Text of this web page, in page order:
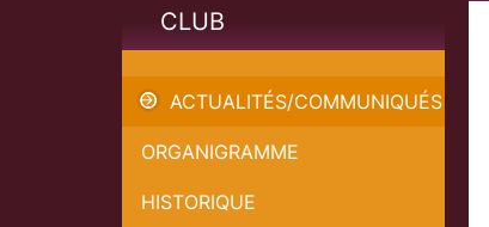
CLUB
ACTUALITÉS/COMMUNIQUÉS
ORGANIGRAMME
HISTORIQUE